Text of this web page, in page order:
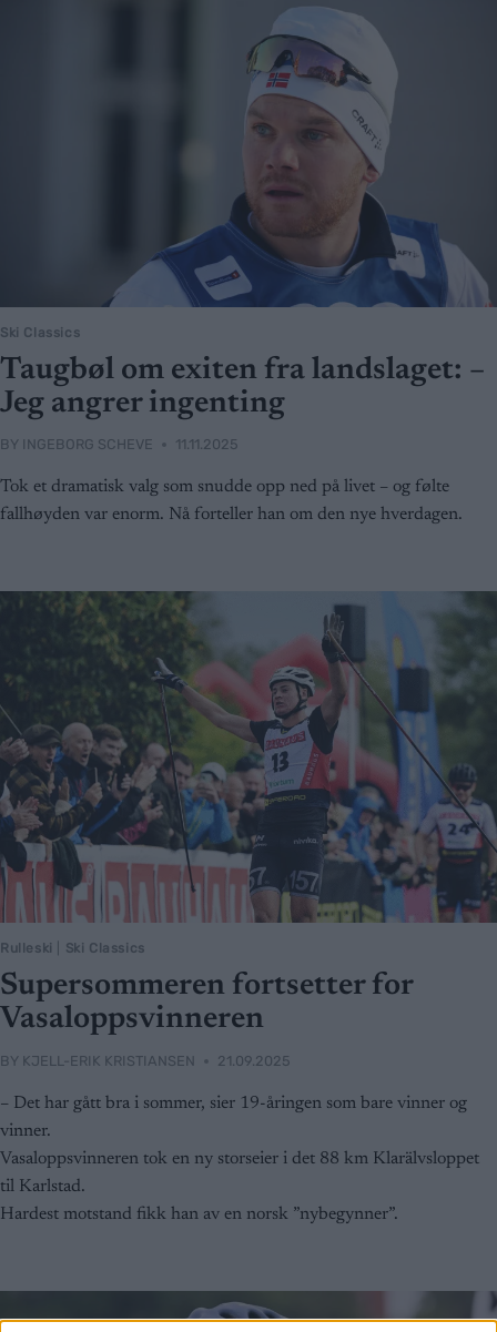
Ski Classics
Taugbøl om exiten fra landslaget: –
Jeg angrer ingenting
BY INGEBORG SCHEVE 11.11.2025
Tok et dramatisk valg som snudde opp ned på livet – og følte
fallhøyden var enorm. Nå forteller han om den nye hverdagen.
Rulleski Ski Classics
Supersommeren fortsetter for
Vasaloppsvinneren
BY KJELL-ERIK KRISTIANSEN 21.09.2025
– Det har gått bra i sommer, sier 19-åringen som bare vinner og
vinner.
Vasaloppsvinneren tok en ny storseier i det 88 km Klarälvsloppet
til Karlstad.
Hardest motstand fikk han av en norsk ”nybegynner”.